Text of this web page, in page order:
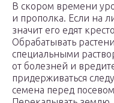
В скором времени
и прополка. Если на
значит его едят
Обрабатывать
специальными
от болезней и
придерживаться
семена перед